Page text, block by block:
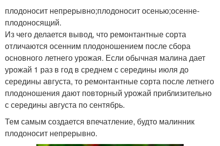
плодоносит непрерывно;плодоносит осенью;осенне-
плодоносящий.
Из чего делается вывод, что ремонтантные сорта
отличаются осенним плодоношением после сбора
основного летнего урожая. Если обычная малина дает
урожай 1 раз в год в среднем с середины июля до
середины августа, то ремонтантные сорта после летнего
плодоношения дают повторный урожай приблизительно
с середины августа по сентябрь.
Тем самым создается впечатление, будто малинник
плодоносит непрерывно.